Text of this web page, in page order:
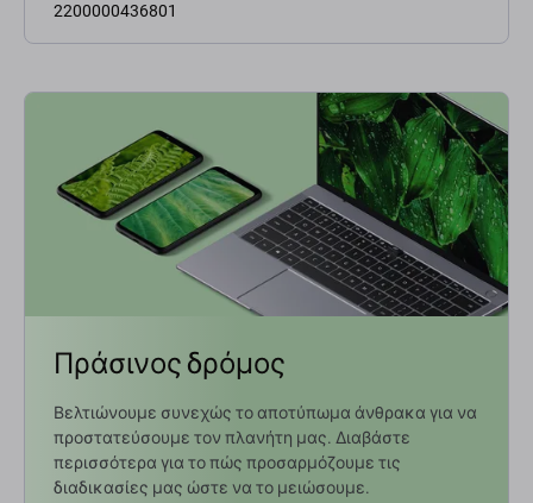
2200000436801
Πράσινος δρόμος
Βελτιώνουμε συνεχώς το αποτύπωμα άνθρακα για να
προστατεύσουμε τον πλανήτη μας. Διαβάστε
περισσότερα για το πώς προσαρμόζουμε τις
διαδικασίες μας ώστε να το μειώσουμε.